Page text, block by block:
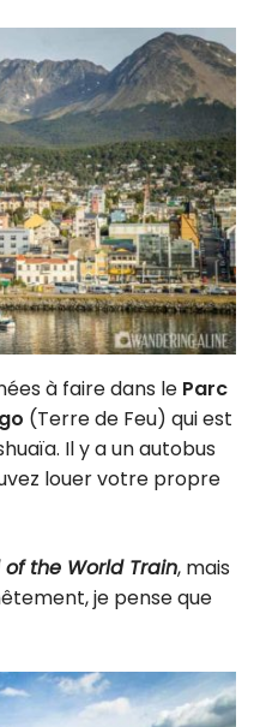
à faire dans le Parc
(Terre de Feu) qui est
Il y a un autobus
louer votre propre
of the World Train, mais
je pense que